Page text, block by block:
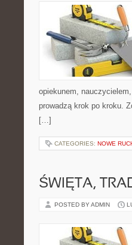
opiekunem,
prowadzą krok po kroku.
[…]
CATEGORIES: NOWE
ŚWIĘTA,
POSTED BY ADMIN